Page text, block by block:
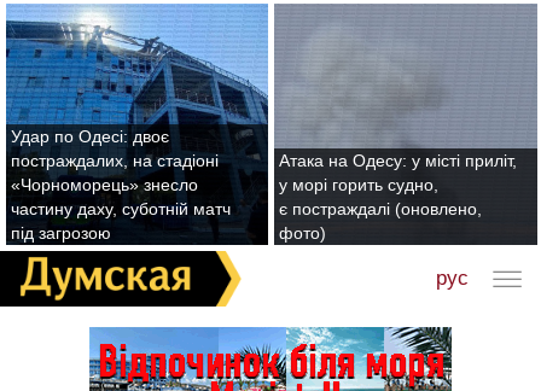
Удар по Одесі: двоє
постраждалих, на стадіоні
«Чорноморець» знесло
частину даху, суботній матч
під загрозою
Атака на Одесу: у місті приліт,
у морі горить судно,
є постраждалі (оновлено,
фото)
рус